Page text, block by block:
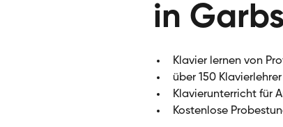
in
Klavier lernen von
über 150
Klavierunterricht für
Kostenlose